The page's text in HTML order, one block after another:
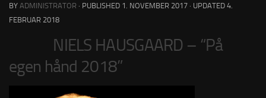
BY ADMINISTRATOR · PUBLISHED 1. NOVEMBER 2017 · UPDATED 4.
FEBRUAR 2018
NIELS HAUSGAARD – “På
egen hånd 2018”